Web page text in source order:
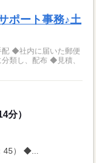
ポート事務♪土
類し、配布 ◆見積、
分）
45） ◆...